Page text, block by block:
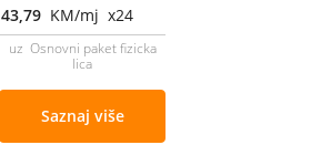
43,79 KM/mj x24
uz Osnovni paket fizicka
lica
Saznaj više